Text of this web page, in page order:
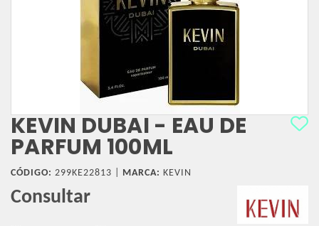
KEVIN DUBAI - EAU DE
PARFUM 100ML
CÓDIGO: 299KE22813 | MARCA: KEVIN
Consultar